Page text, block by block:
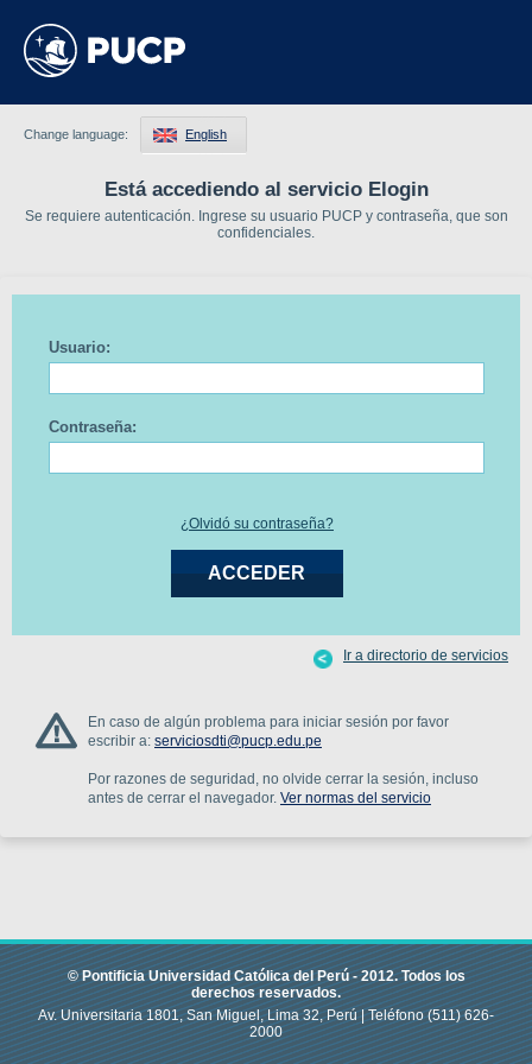
Está accediendo al servicio Elogin
Se requiere autenticación. Ingrese su usuario PUCP y contraseña, que son
confidenciales.
Change language: English
Usuario:
Contraseña:
¿Olvidó su contraseña?
En caso de algún problema para iniciar sesión por favor
escribir a: serviciosdti@pucp.edu.pe
Por razones de seguridad, no olvide cerrar la sesión, incluso
antes de cerrar el navegador. Ver normas del servicio
Ir a directorio de servicios
© Pontificia Universidad Católica del Perú -2012.Todos los
derechos reservados.
Av. Universitaria 1801, San Miguel, Lima 32, Perú |Teléfono(511) 626-
2000